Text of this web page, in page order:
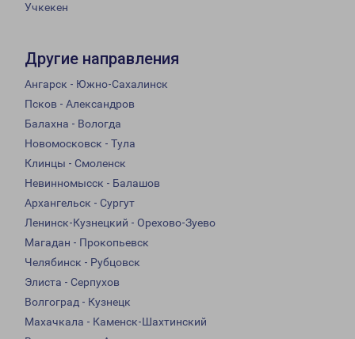
Учкекен
Другие направления
Ангарск - Южно-Сахалинск
Псков - Александров
Балахна - Вологда
Новомосковск - Тула
Клинцы - Смоленск
Невинномысск - Балашов
Архангельск - Сургут
Ленинск-Кузнецкий - Орехово-Зуево
Магадан - Прокопьевск
Челябинск - Рубцовск
Элиста - Серпухов
Волгоград - Кузнецк
Махачкала - Каменск-Шахтинский